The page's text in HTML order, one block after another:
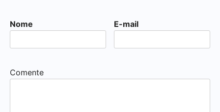
Nome E-mail
Comente